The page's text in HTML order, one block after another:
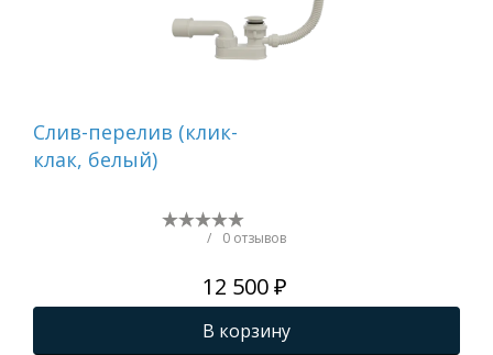
Cлив-перелив (клик-
клак, белый)
/ 0 отзывов
12 500 ₽
В корзину